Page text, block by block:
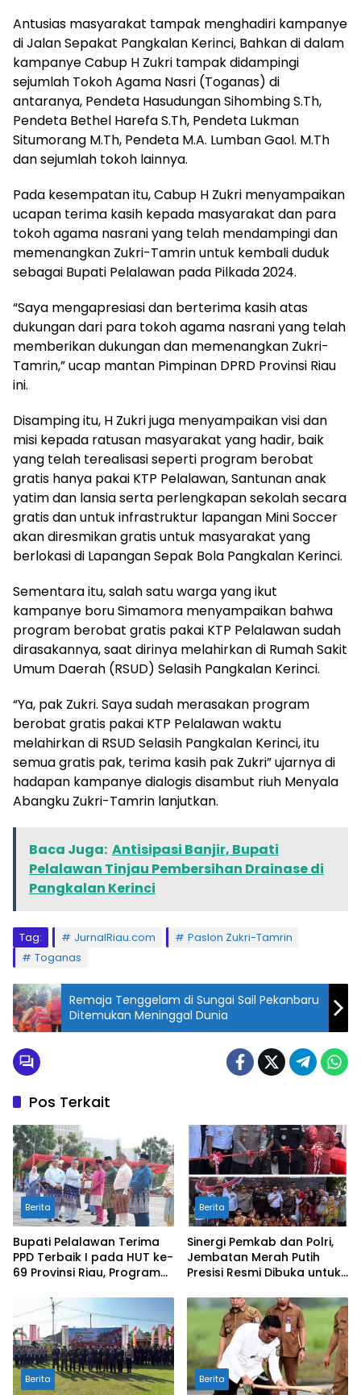
Antusias masyarakat tampak menghadiri kampanye
di Jalan Sepakat Pangkalan Kerinci, Bahkan di dalam
kampanye Cabup H Zukri tampak didampingi
sejumlah Tokoh Agama Nasri (Toganas) di
antaranya, Pendeta Hasudungan Sihombing S.Th,
Pendeta Bethel Harefa S.Th, Pendeta Lukman
Situmorang M.Th, Pendeta M.A. Lumban Gaol. M.Th
dan sejumlah tokoh lainnya.
Pada kesempatan itu, Cabup H Zukri menyampaikan
ucapan terima kasih kepada masyarakat dan para
tokoh agama nasrani yang telah mendampingi dan
memenangkan Zukri-Tamrin untuk kembali duduk
sebagai Bupati Pelalawan pada Pilkada 2024.
“Saya mengapresiasi dan berterima kasih atas
dukungan dari para tokoh agama nasrani yang telah
memberikan dukungan dan memenangkan Zukri-
Tamrin,” ucap mantan Pimpinan DPRD Provinsi Riau
ini.
Disamping itu, H Zukri juga menyampaikan visi dan
misi kepada ratusan masyarakat yang hadir, baik
yang telah terealisasi seperti program berobat
gratis hanya pakai KTP Pelalawan, Santunan anak
yatim dan lansia serta perlengkapan sekolah secara
gratis dan untuk infrastruktur lapangan Mini Soccer
akan diresmikan gratis untuk masyarakat yang
berlokasi di Lapangan Sepak Bola Pangkalan Kerinci.
Sementara itu, salah satu warga yang ikut
kampanye boru Simamora menyampaikan bahwa
program berobat gratis pakai KTP Pelalawan sudah
dirasakannya, saat dirinya melahirkan di Rumah Sakit
Umum Daerah (RSUD) Selasih Pangkalan Kerinci.
“Ya, pak Zukri. Saya sudah merasakan program
berobat gratis pakai KTP Pelalawan waktu
melahirkan di RSUD Selasih Pangkalan Kerinci, itu
semua gratis pak, terima kasih pak Zukri” ujarnya di
hadapan kampanye dialogis disambut riuh Menyala
Abangku Zukri-Tamrin lanjutkan.
Baca Juga: Antisipasi Banjir, Bupati
Pelalawan Tinjau Pembersihan Drainase di
Pangkalan Kerinci
Tag: JurnalRiau.com
Paslon Zukri-Tamrin
Toganas
Remaja Tenggelam di Sungai Sail Pekanbaru
Ditemukan Meninggal Dunia
Pos Terkait
Berita
Bupati Pelalawan Terima
PPD Terbaik I pada HUT ke-
69 Provinsi Riau, Program
Sorotan
Berita
Sinergi Pemkab dan Polri,
Jembatan Merah Putih
Presisi Resmi Dibuka untuk
Rangsang
Berita Berita